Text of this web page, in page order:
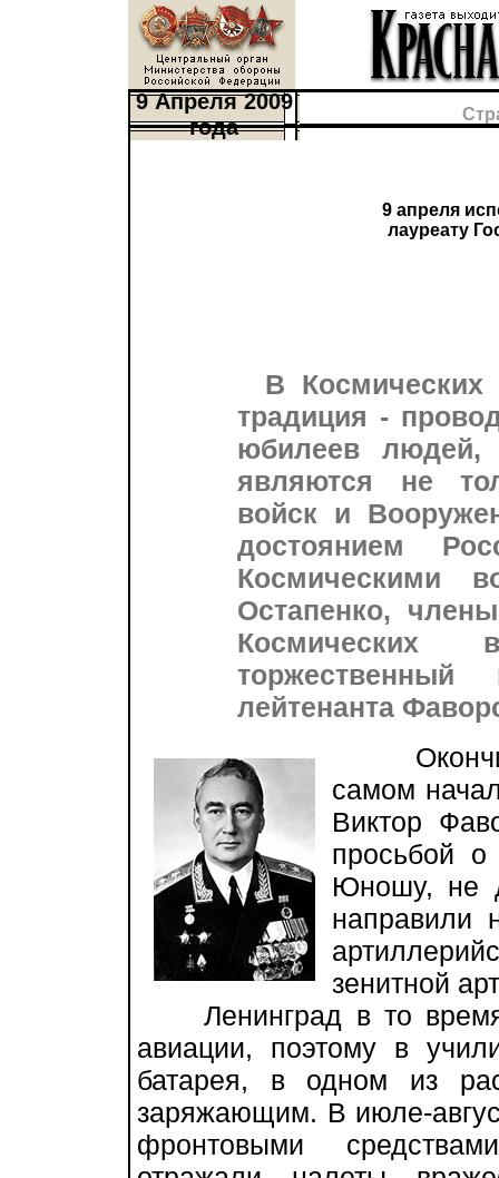
9 Апреля 2009
года
9 апреля
лауреату
В Космических
традиция -
юбилеев людей,
являются не
войск и
достоянием
Космическими
Остапенко,
Космических
торжественный
лейтенанта
самом
Виктор
просьбой
Юношу, не
направили
зенитной
Ленинград в то время
авиации, поэтому в
батарея, в одном из
заряжающим. В июле-
фронтовыми